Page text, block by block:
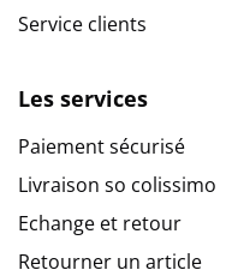
Service clients
Les services
Paiement sécurisé
Livraison so colissimo
Echange et retour
Retourner un article